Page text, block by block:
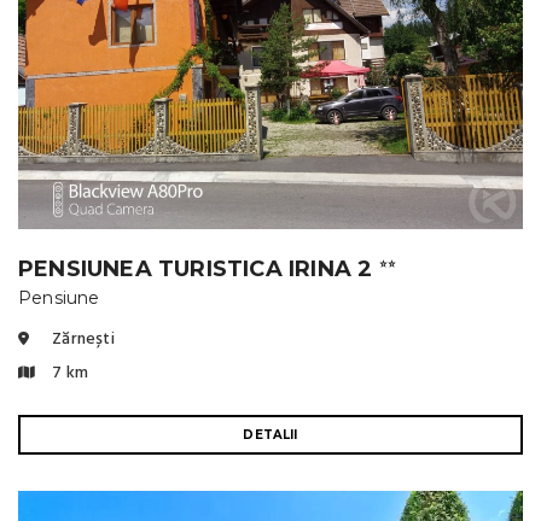
PENSIUNEA TURISTICA IRINA 2 ⭐⭐
Pensiune
Zărnești
7 km
DETALII